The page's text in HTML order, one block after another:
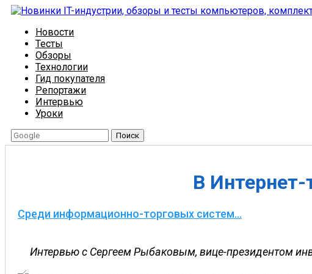
Новости
Тесты
Обзоры
Технологии
Гид покупателя
Репортажи
Интервью
Уроки
Поиск
В Интернет-
Среди информационно-торговых систем...
Интервью с Сергеем Рыбаковым, вице-президентом